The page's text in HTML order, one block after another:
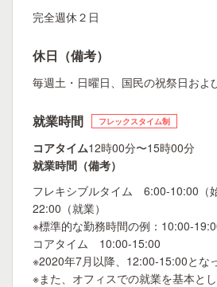
完全週休２日
休日（備考）
毎週土・日曜日、国民の祝祭日およ
就業時間 フレックスタイム制
コアタイム12時00分〜15時00分
就業時間（備考）
フレキシブルタイム 6:00-10:00（
22:00（就業）
※標準的な勤務時間の例：10:00-
コアタイム 10:00-15:00
※2020年7月以降、12:00-15:00とな
※また、オフィスでの就業を基本と